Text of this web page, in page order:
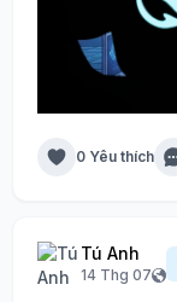
0 Yêu thích
Tú Anh
14 Thg 07